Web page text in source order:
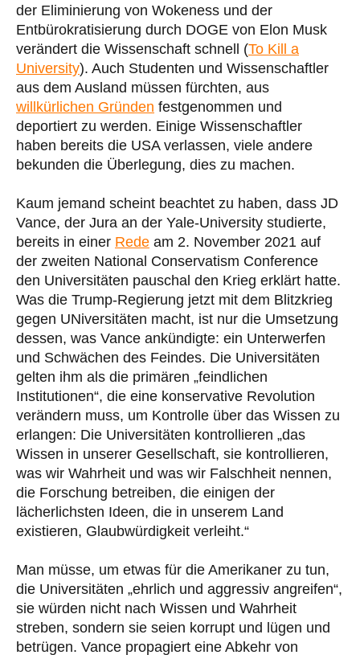
der Eliminierung von Wokeness und der
Entbürokratisierung durch DOGE von Elon Musk
verändert die Wissenschaft schnell (To Kill a
University). Auch Studenten und Wissenschaftler
aus dem Ausland müssen fürchten, aus
willkürlichen Gründen festgenommen und
deportiert zu werden. Einige Wissenschaftler
haben bereits die USA verlassen, viele andere
bekunden die Überlegung, dies zu machen.
Kaum jemand scheint beachtet zu haben, dass JD
Vance, der Jura an der Yale-University studierte,
bereits in einer Rede am 2. November 2021 auf
der zweiten National Conservatism Conference
den Universitäten pauschal den Krieg erklärt hatte.
Was die Trump-Regierung jetzt mit dem Blitzkrieg
gegen UNiversitäten macht, ist nur die Umsetzung
dessen, was Vance ankündigte: ein Unterwerfen
und Schwächen des Feindes. Die Universitäten
gelten ihm als die primären „feindlichen
Institutionen“, die eine konservative Revolution
verändern muss, um Kontrolle über das Wissen zu
erlangen: Die Universitäten kontrollieren „das
Wissen in unserer Gesellschaft, sie kontrollieren,
was wir Wahrheit und was wir Falschheit nennen,
die Forschung betreiben, die einigen der
lächerlichsten Ideen, die in unserem Land
existieren, Glaubwürdigkeit verleiht.“
Man müsse, um etwas für die Amerikaner zu tun,
die Universitäten „ehrlich und aggressiv angreifen“,
sie würden nicht nach Wissen und Wahrheit
streben, sondern sie seien korrupt und lügen und
betrügen. Vance propagiert eine Abkehr von